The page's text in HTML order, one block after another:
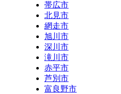
帯広市
北見市
網走市
旭川市
深川市
滝川市
赤平市
芦別市
富良野市